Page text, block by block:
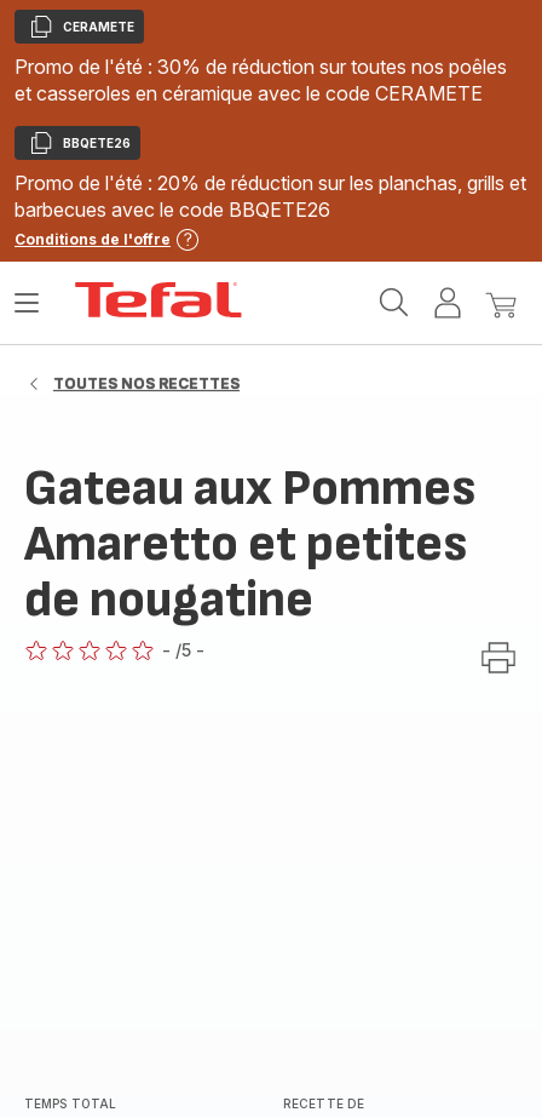
Copier
CERAMETE
Promo de l'été : 30% de réduction sur toutes nos poêles
et casseroles en céramique avec le code CERAMETE
Copier
BBQETE26
Promo de l'été : 20% de réduction sur les planchas, grills et
barbecues avec le code BBQETE26
Conditions de l'offre
MonMon
Ouvrir
TOUTES NOS RECETTES
Gateau aux Pommes
Amaretto et petites
de nougatine
- /5 -
TEMPS TOTAL RECETTE DE